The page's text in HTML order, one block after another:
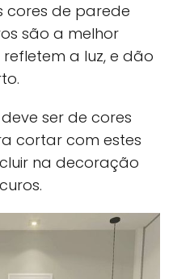
cores de parede
são a melhor
a luz, e dão
ser de cores
cortar com estes
na decoração